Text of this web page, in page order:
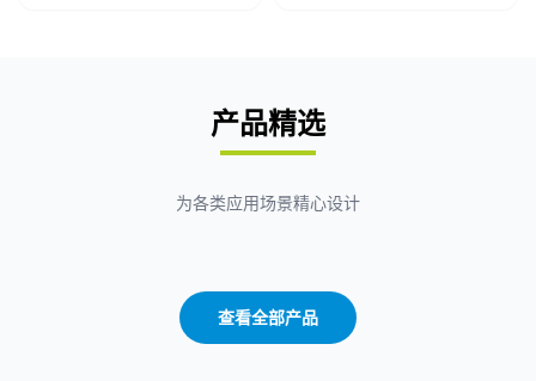
产品精选
为各类应用场景精心设计
查看全部产品